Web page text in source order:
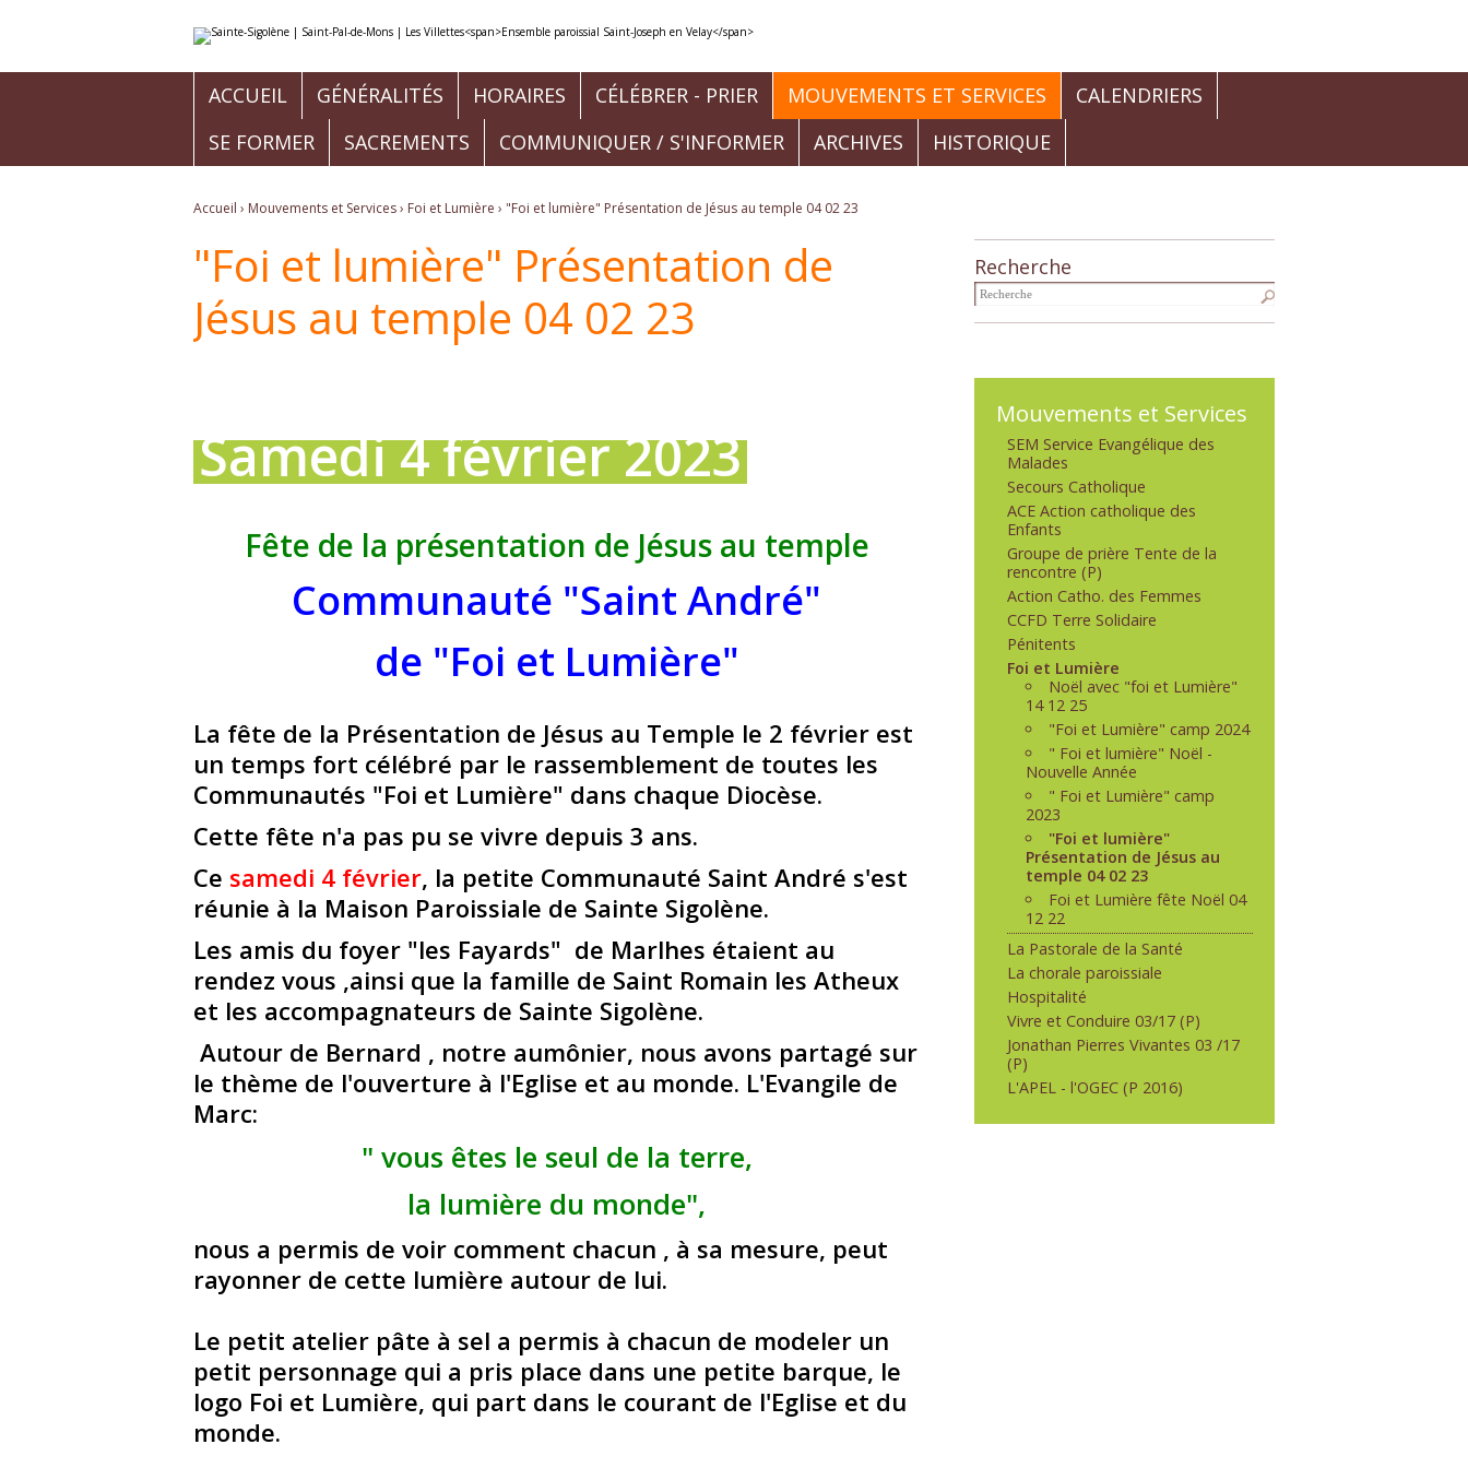
contenu.
ACCUEIL GÉNÉRALITÉS HORAIRES CÉLÉBRER - PRIER MOUVEMENTS ET SERVICES
CALENDRIERS
SE FORMER
SACREMENTS COMMUNIQUER / S'INFORMER ARCHIVES HISTORIQUE
Accueil › Mouvements et Services› Foi et Lumière › "Foi et lumière" Présentation de Jésus au temple 04 02 23
Recherche
Navigation
Mouvements et Services
SEM Service Evangélique des
Malades
Secours Catholique
ACE Action catholique des
Enfants
Groupe de prière Tente de la
rencontre (P)
Action Catho. des Femmes
CCFD Terre Solidaire
Pénitents
Foi et Lumière
Noël avec "foi et Lumière"
14 12 25
"Foi et Lumière" camp 2024
" Foi et lumière" Noël -
Nouvelle Année
" Foi et Lumière" camp
2023
"Foi et lumière"
Présentation de Jésus au
temple 04 02 23
Foi et Lumière fête Noël 04
12 22
La Pastorale de la Santé
La chorale paroissiale
Hospitalité
Vivre et Conduire 03/17 (P)
Jonathan Pierres Vivantes 03 /17
(P)
L'APEL - l'OGEC (P 2016)
"Foi et lumière" Présentation de
Jésus au temple 04 02 23
Samedi 4 février 2023
Fête de la présentation de Jésus au temple
Communauté "Saint André"
de "Foi et Lumière"
La fête de la Présentation de Jésus au Temple le 2 février est
un temps fort célébré par le rassemblement de toutes les
Communautés "Foi et Lumière" dans chaque Diocèse.
Cette fête n'a pas pu se vivre depuis 3 ans.
Ce samedi 4 février, la petite Communauté Saint André s'est
réunie à la Maison Paroissiale de Sainte Sigolène.
Les amis du foyer "les Fayards" de Marlhes étaient au
rendez vous ,ainsi que la famille de Saint Romain les Atheux
et les accompagnateurs de Sainte Sigolène.
Autour de Bernard , notre aumônier, nous avons partagé sur
le thème de l'ouverture à l'Eglise et au monde. L'Evangile de
Marc:
" vous êtes le seul de la terre,
la lumière du monde",
nous a permis de voir comment chacun , à sa mesure, peut
rayonner de cette lumière autour de lui.
Le petit atelier pâte à sel a permis à chacun de modeler un
petit personnage qui a pris place dans une petite barque, le
logo Foi et Lumière, qui part dans le courant de l'Eglise et du
monde.